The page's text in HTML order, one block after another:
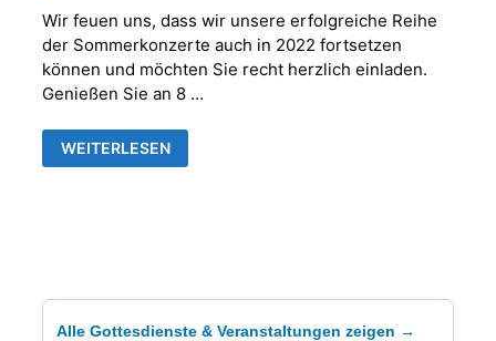
Wir feuen uns, dass wir unsere erfolgreiche Reihe
der Sommerkonzerte auch in 2022 fortsetzen
können und möchten Sie recht herzlich einladen.
Genießen Sie an 8 …
SOMMERKONZERTE
2022
WEITERLESEN
Alle Gottesdienste & Veranstaltungen zeigen →